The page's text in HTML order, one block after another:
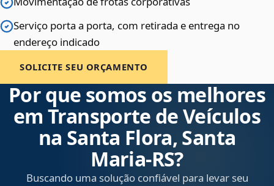
Serviço porta a porta, com retirada e entrega no
endereço indicado
SOLICITE SEU ORÇAMENTO
Por que somos os melhores
em Transporte de Veículos
na Santa Flora, Santa
Maria‑RS?
Buscando uma solução confiável para levar seu